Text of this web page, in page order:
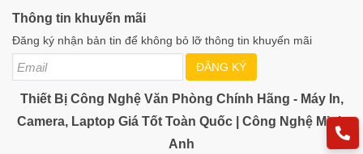
Thông tin khuyến mãi
Đăng ký nhận bản tin để không bỏ lỡ thông tin khuyến mãi
ĐĂNG KÝ
Thiết Bị Công Nghệ Văn Phòng Chính Hãng - Máy In,
Camera, Laptop Giá Tốt Toàn Quốc | Công Nghệ Minh
Anh